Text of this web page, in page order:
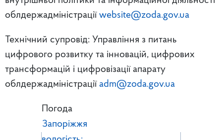
облдержадміністрації website@zoda.gov.ua
Технічний супровід: Управління з питань
цифрового розвитку та інновацій, цифрових
трансформацій і цифровізації апарату
облдержадміністрації adm@zoda.gov.ua
Погода
Запоріжжя